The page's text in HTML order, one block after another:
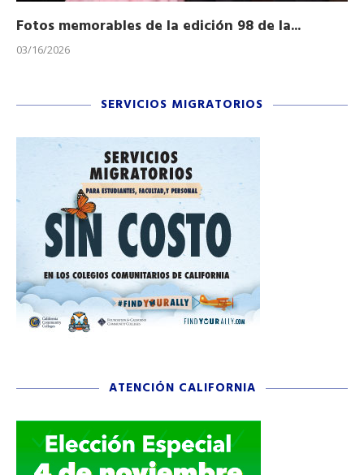
Fotos memorables de la edición 98 de la...
03/16/2026
SERVICIOS MIGRATORIOS
ATENCIÓN CALIFORNIA